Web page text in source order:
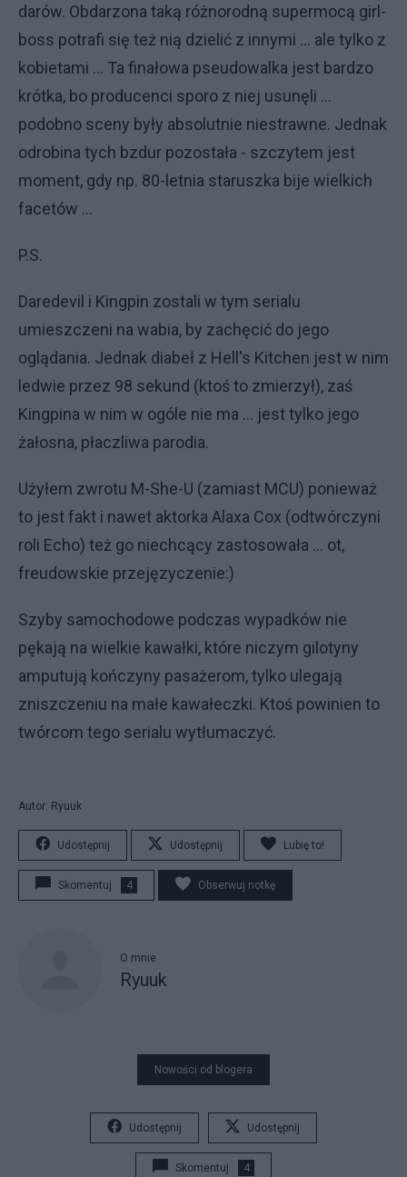
darów. Obdarzona taką różnorodną supermocą girl-
boss potrafi się też nią dzielić z innymi ... ale tylko z
kobietami ... Ta finałowa pseudowalka jest bardzo
krótka, bo producenci sporo z niej usunęli ...
podobno sceny były absolutnie niestrawne. Jednak
odrobina tych bzdur pozostała - szczytem jest
moment, gdy np. 80-letnia staruszka bije wielkich
facetów ...
P.S.
Daredevil i Kingpin zostali w tym serialu
umieszczeni na wabia, by zachęcić do jego
oglądania. Jednak diabeł z Hell's Kitchen jest w nim
ledwie przez 98 sekund (ktoś to zmierzył), zaś
Kingpina w nim w ogóle nie ma ... jest tylko jego
żałosna, płaczliwa parodia.
Użyłem zwrotu M-She-U (zamiast MCU) ponieważ
to jest fakt i nawet aktorka Alaxa Cox (odtwórczyni
roli Echo) też go niechcący zastosowała ... ot,
freudowskie przejęzyczenie:)
Szyby samochodowe podczas wypadków nie
pękają na wielkie kawałki, które niczym gilotyny
amputują kończyny pasażerom, tylko ulegają
zniszczeniu na małe kawałeczki. Ktoś powinien to
twórcom tego serialu wytłumaczyć.
Autor: Ryuuk
Udostępnij Udostępnij Lubię to!
Skomentuj 4 Obserwuj notkę
O mnie
Ryuuk
Nowości od blogera
Udostępnij Udostępnij
Skomentuj 4